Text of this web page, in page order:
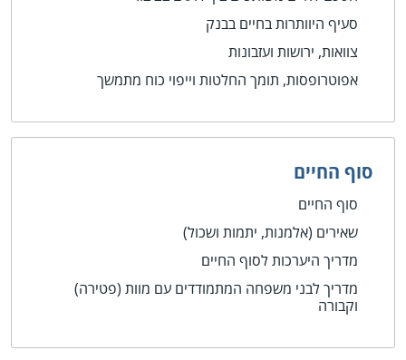
סעיף היוותרות בחיים בבנק
צוואות, ירושות ועזבונות
אפוטרופסות, תומך החלטות וייפוי כוח מתמשך
סוף החיים
סוף החיים
שאירים (אלמנות, יתמות ושכול)
מדריך היערכות לסוף החיים
מדריך לבני משפחה המתמודדים עם מוות (פטירה)
וקבורה